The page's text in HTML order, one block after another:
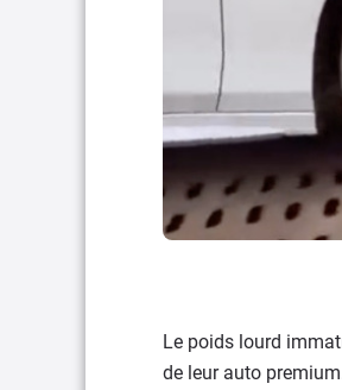
Le poids lourd
de leur auto